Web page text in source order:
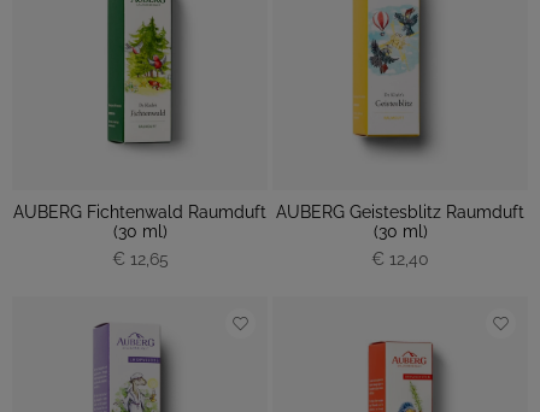
AUBERG Fichtenwald Raumduft
(30 ml)
€ 12,65
AUBERG Geistesblitz Raumduft
(30 ml)
€ 12,40